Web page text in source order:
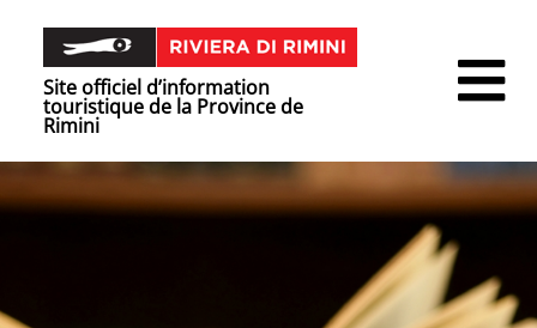
Site officiel d’information
touristique de la Province de
Rimini